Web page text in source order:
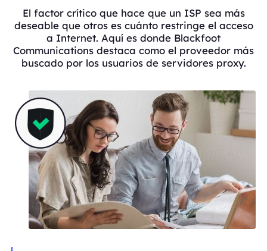
El factor crítico que hace que un ISP sea más
deseable que otros es cuánto restringe el acceso
a Internet. Aquí es donde Blackfoot
Communications destaca como el proveedor más
buscado por los usuarios de servidores proxy.